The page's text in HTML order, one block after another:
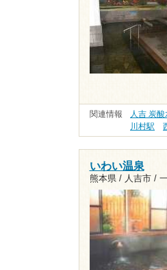
関連情報 人吉 炭
川村駅
いわい温泉
熊本県 / 人吉市 /